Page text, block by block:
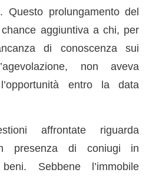
Questo prolungamento del
aggiuntiva a chi, per
di conoscenza sui
non aveva
entro la data
affrontate riguarda
in presenza di coniugi in
Sebbene l’immobile